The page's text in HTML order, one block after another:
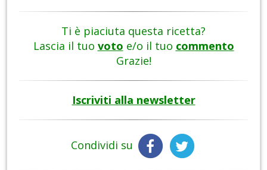
Ti è piaciuta questa ricetta?
Lascia il tuo voto e/o il tuo commento
Grazie!
Iscriviti alla newsletter
Condividi su